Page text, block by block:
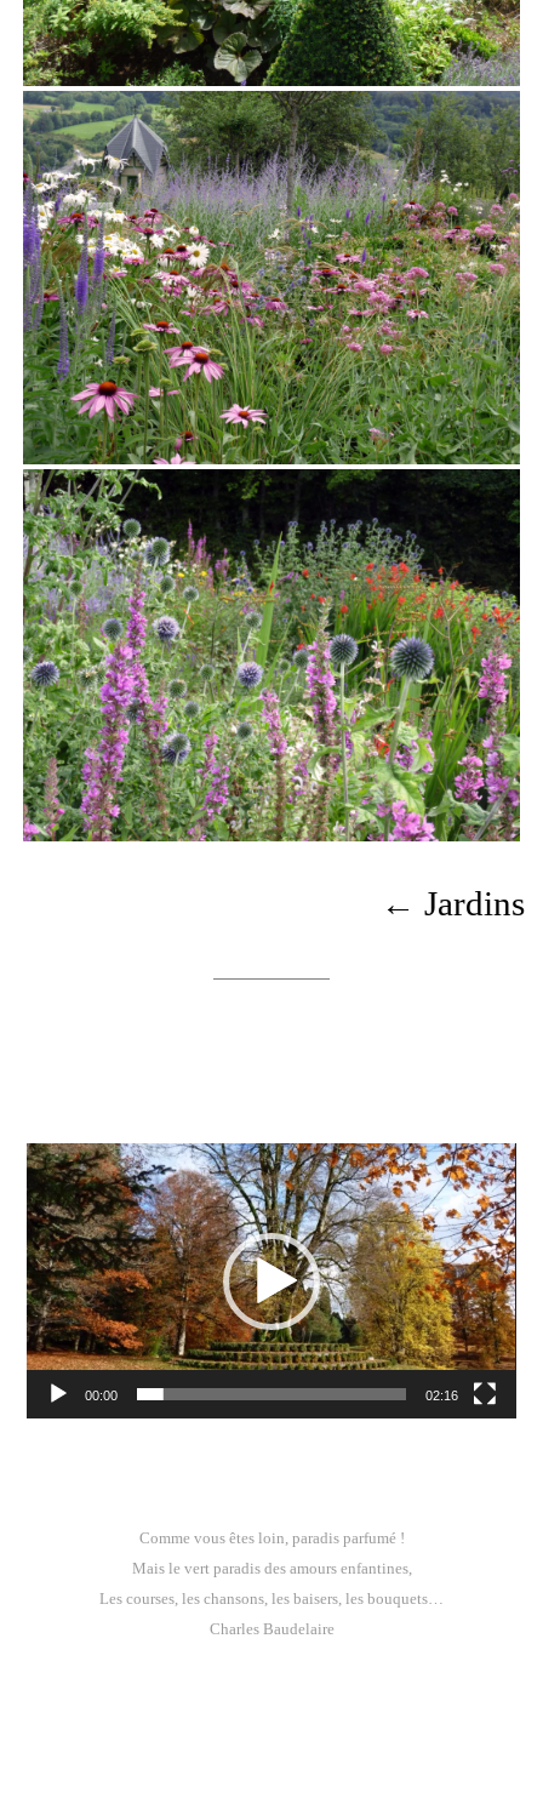
← Jardins
Lecteur
vidéo
00:00 02:16
Comme vous êtes loin, paradis parfumé !
Mais le vert paradis des amours enfantines,
Les courses, les chansons, les baisers, les bouquets…
Charles Baudelaire